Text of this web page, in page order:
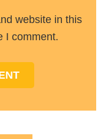
website in this
I comment.